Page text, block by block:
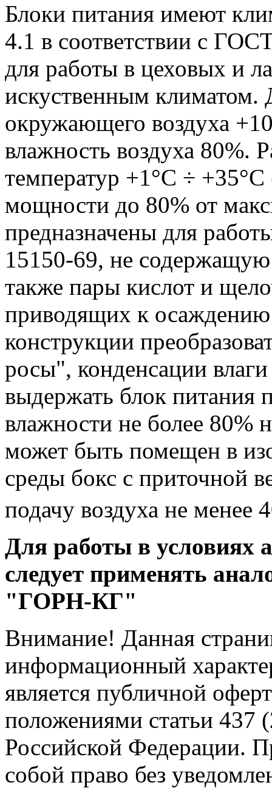
Блоки питания имеют
4.1 в соответствии с
для работы в цеховых и
искуственным климатом.
окружающего воздуха
влажность воздуха 80%.
температур +1°С ÷
мощности до 80% от
предназначены для
15150-69, не
также пары кислот и
приводящих к осаждению
конструкции
росы", конденсации
выдержать блок питания
влажности не более 80%
может быть помещен в
среды бокс с приточной
подачу воздуха не менее
Для работы в условиях
следует применять
"ГОРН-КГ"
Внимание! Данная
информационный
является публичной
положениями статьи 437
Российской Федерации.
собой право без